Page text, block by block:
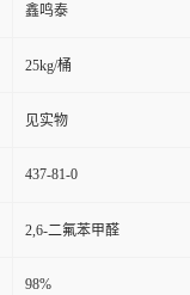
鑫鸣泰
25kg/桶
见实物
437-81-0
2,6-二氟苯甲醛
98%